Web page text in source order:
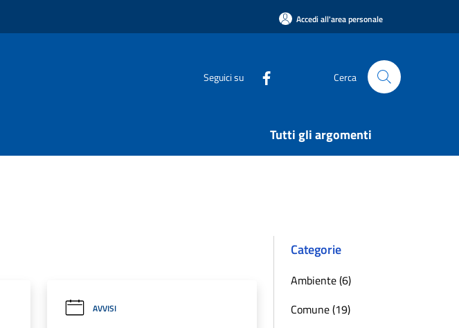
Accedi all'area personale
Seguici su Cerca
Tutti gli argomenti
AVVISI
Categorie
Ambiente (6)
Comune (19)